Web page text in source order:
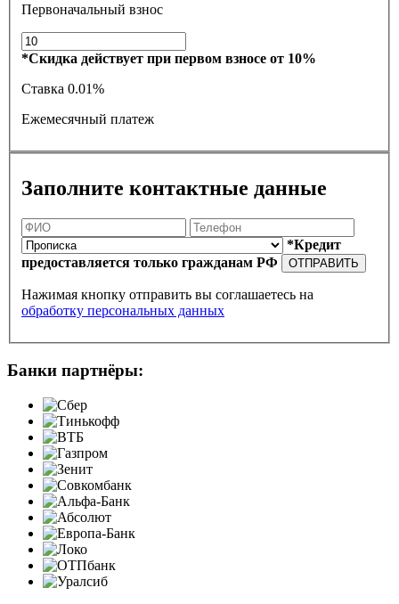
Первоначальный взнос
*Скидка действует при первом взносе от 10%
Ставка 0.01%
Ежемесячный платеж
Заполните контактные данные
*Кредит
предоставляется только гражданам РФ
ОТПРАВИТЬ
Нажимая кнопку отправить вы соглашаетесь на
обработку персональных данных
Банки партнёры: